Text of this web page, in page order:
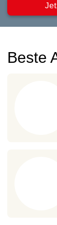
Beste